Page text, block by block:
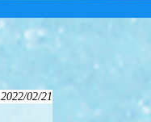
2022/02/21